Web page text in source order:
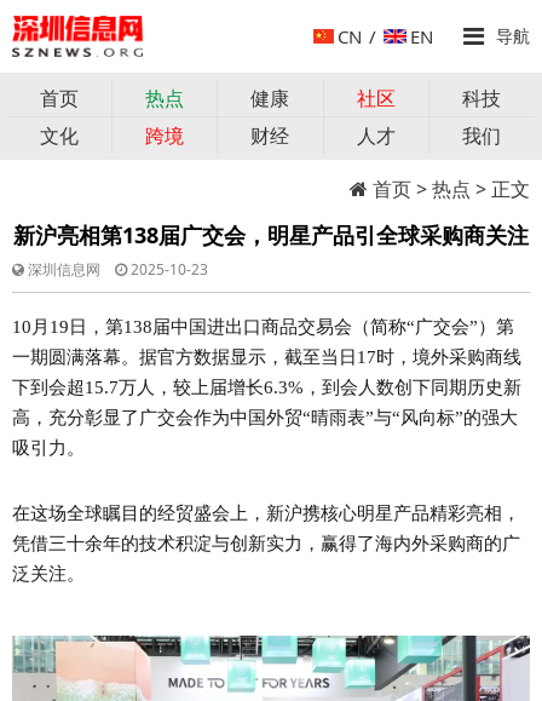
CN / EN 导航
首页 热点 健康 社区
科技
文化
跨境 财经 人才
我们
首页>热点 > 正文
新沪亮相第138届广交会，明星产品引全球采购商关注
深圳信息网 2025-10-23
10月19日，第138届中国进出口商品交易会（简称“广交会”）第
一期圆满落幕。据官方数据显示，截至当日17时，境外采购商线
下到会超15.7万人，较上届增长6.3%，到会人数创下同期历史新
高，充分彰显了广交会作为中国外贸“晴雨表”与“风向标”的强大
吸引力。
在这场全球瞩目的经贸盛会上，新沪携核心明星产品精彩亮相，
凭借三十余年的技术积淀与创新实力，赢得了海内外采购商的广
泛关注。